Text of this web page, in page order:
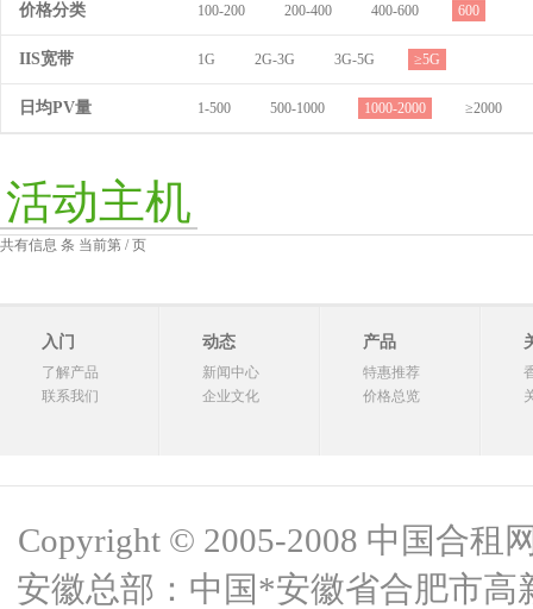
价格分类 100-200 200-400 400-600 600
IIS宽带 1G 2G-3G 3G-5G ≥5G
日均PV量 1-500 500-1000 1000-2000 ≥2000
活动主机
共有信息 条 当前第 / 页
入门
了解产品
联系我们
动态
新闻中心
企业文化
产品
特惠推荐
价格总览
Copyright © 2005-2008 中国合租
安徽总部：中国*安徽省合肥市